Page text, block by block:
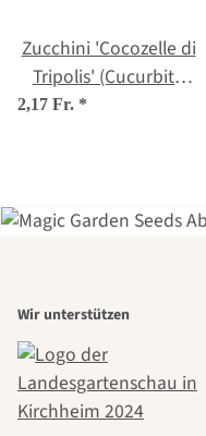
Zucchini 'Cocozelle di
Tripolis' (Cucurbita
pepo) Samen
2,17 Fr. *
Wir unterstützen